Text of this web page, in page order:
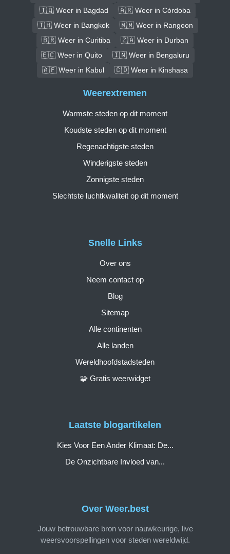
🇮🇶 Weer in Bagdad
🇦🇷 Weer in Córdoba
🇹🇭 Weer in Bangkok
🇲🇲 Weer in Rangoon
🇧🇷 Weer in Curitiba
🇿🇦 Weer in Durban
🇪🇨 Weer in Quito
🇮🇳 Weer in Bengaluru
🇦🇫 Weer in Kabul
🇨🇩 Weer in Kinshasa
Over Weer.best
Jouw betrouwbare bron voor nauwkeurige, live
weersvoorspellingen voor steden wereldwijd.
Snelle Links
Over ons
Neem contact op
Blog
Sitemap
Alle continenten
Alle landen
Wereldhoofdstadsteden
🧩 Gratis weerwidget
Weerextremen
Warmste steden op dit moment
Koudste steden op dit moment
Regenachtigste steden
Winderigste steden
Zonnigste steden
Slechtste luchtkwaliteit op dit moment
Laatste blogartikelen
Kies Voor Een Ander Klimaat: De...
De Onzichtbare Invloed van...